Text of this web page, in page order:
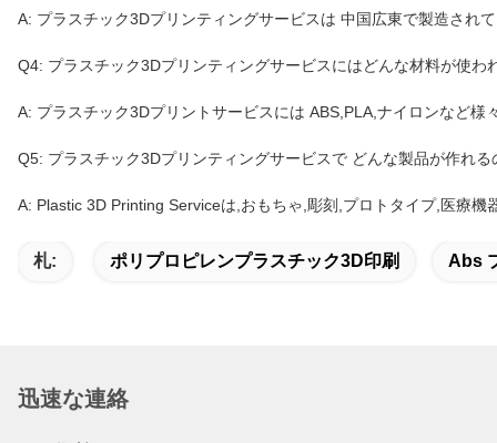
A: プラスチック3Dプリンティングサービスは 中国広東で製造され
Q4: プラスチック3Dプリンティングサービスにはどんな材料が使わ
A: プラスチック3Dプリントサービスには ABS,PLA,ナイロンなど様
Q5: プラスチック3Dプリンティングサービスで どんな製品が作れる
A: Plastic 3D Printing Serviceは,おもちゃ,彫刻,プロトタイプ,医療機
札: ポリプロピレンプラスチック3D印刷 Abs
迅速な連絡